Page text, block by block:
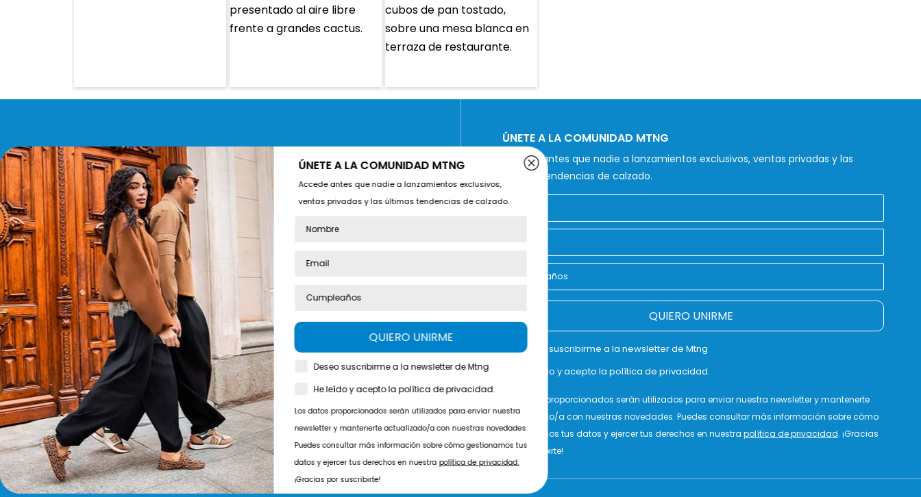
Estás comprando en:
ÚNETE A LA COMUNIDAD MTNG
Accede antes que nadie a lanzamientos exclusivos, ventas privadas y las
últimas tendencias de calzado.
QUIERO UNIRME
Deseo suscribirme a la newsletter de Mtng
He leído y acepto la política de privacidad.
Los datos proporcionados serán utilizados para enviar nuestra newsletter y mantenerte
actualizado/a con nuestras novedades. Puedes consultar más información sobre cómo
gestionamos tus datos y ejercer tus derechos en nuestra política de privacidad. ¡Gracias
por suscribirte!
ÚNETE A LA COMUNIDAD MTNG
Accede antes que nadie a lanzamientos exclusivos,
ventas privadas y las últimas tendencias de calzado.
QUIERO UNIRME
Deseo suscribirme a la newsletter de Mtng
He leído y acepto la política de privacidad.
Los datos proporcionados serán utilizados para enviar nuestra
newsletter y mantenerte actualizado/a con nuestras novedades.
Puedes consultar más información sobre cómo gestionamos tus
datos y ejercer tus derechos en nuestrapolítica de privacidad
¡Gracias por suscribirte!